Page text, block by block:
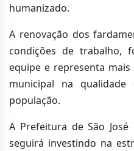
humanizado.
A renovação dos
condições de trabalho,
equipe e representa
municipal na qualidade
população.
A Prefeitura de São
seguirá investindo na